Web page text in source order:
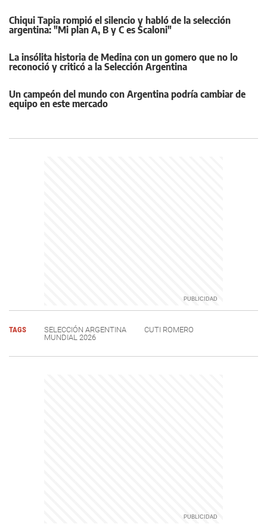
Chiqui Tapia rompió el silencio y habló de la selección
argentina: "Mi plan A, B y C es Scaloni"
La insólita historia de Medina con un gomero que no lo
reconoció y criticó a la Selección Argentina
Un campeón del mundo con Argentina podría cambiar de
equipo en este mercado
TAGS SELECCIÓN ARGENTINA
CUTI ROMERO
MUNDIAL 2026